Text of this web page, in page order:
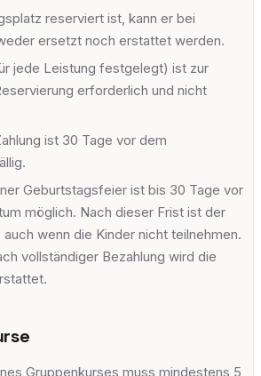
reserviert ist, kann er bei
ersetzt noch erstattet werden.
jede Leistung festgelegt) ist zur
erforderlich und nicht
ist 30 Tage vor dem
Geburtstagsfeier ist bis 30 Tage vor
möglich. Nach dieser Frist ist der
wenn die Kinder nicht teilnehmen.
vollständiger Bezahlung wird die
Gruppenkurses muss mindestens 5